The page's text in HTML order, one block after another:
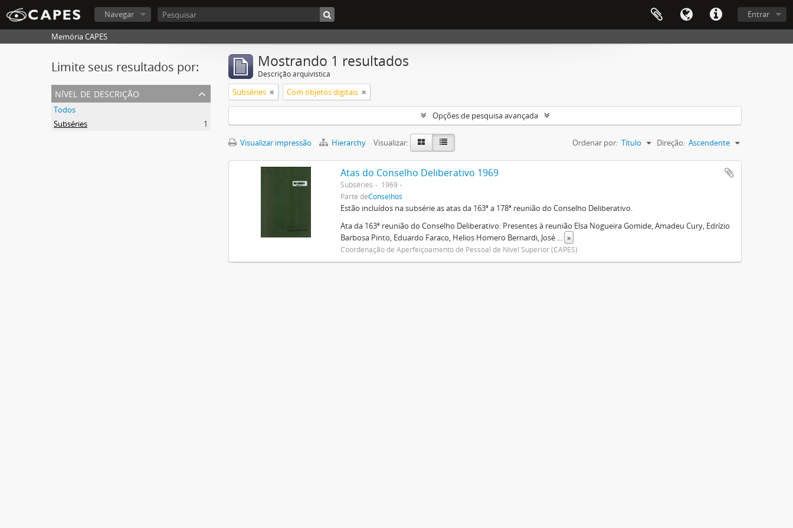
Entrar
Navegar
Memória CAPES
Limite seus resultados por:
nível de descrição
Todos
Subséries
1
Mostrando 1 resultados
Descrição arquivística
Subséries Com objetos digitais
Opções de pesquisa avançada
Visualizar impressão Hierarchy Visualizar: Ordenar por: Título Direção: Ascendente
Atas do Conselho Deliberativo 1969
Subséries
1969
Parte deConselhos
Estão incluídos na subsérie as atas da 163ª a 178ª reunião do Conselho Deliberativo.
Ata da 163ª reunião do Conselho Deliberativo: Presentes à reunião Elsa Nogueira Gomide, Amadeu Cury, Edrízio
Barbosa Pinto, Eduardo Faraco, Helios Homero Bernardi, José ... »
Coordenação de Aperfeiçoamento de Pessoal de Nível Superior (CAPES)